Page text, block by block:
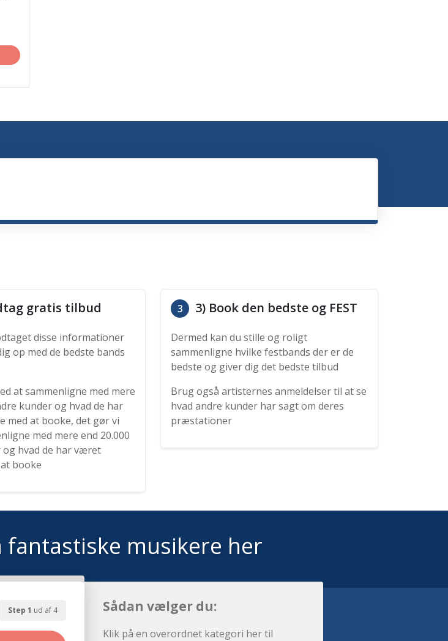
gratis tilbud
disse informationer
op med de bedste bands
at sammenligne med mere
kunder og hvad de har
med at booke, det gør vi
med mere end 20.000
hvad de har været
booke
3 3) Book den bedste og FEST
Dermed kan du stille og roligt
sammenligne hvilke festbands der er de
bedste og giver dig det bedste tilbud
Brug også artisternes anmeldelser til at se
hvad andre kunder har sagt om deres
præstationer
fantastiske musikere her
Step 1 ud af 4 Sådan vælger du:
Klik på en overordnet kategori her til